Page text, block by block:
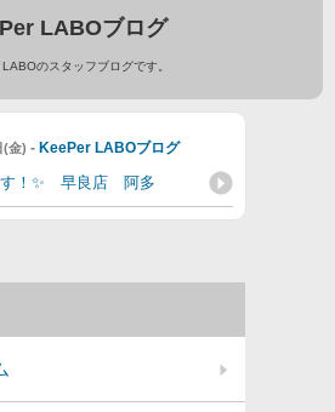
LABOブログ
のスタッフブログです。
(金) - KeePer LABOブログ
す！✨ 早良店 阿多